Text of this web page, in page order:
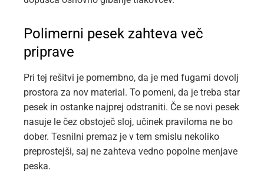
Polimerni pesek zahteva več
priprave
Pri tej rešitvi je pomembno, da je med fugami dovolj
prostora za nov material. To pomeni, da je treba star
pesek in ostanke najprej odstraniti. Če se novi pesek
nasuje le čez obstoječ sloj, učinek praviloma ne bo
dober. Tesnilni premaz je v tem smislu nekoliko
preprostejši, saj ne zahteva vedno popolne menjave
peska.